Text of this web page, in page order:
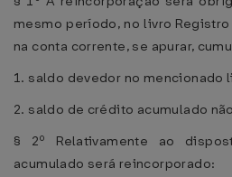
mesmo período, no livro
na conta corrente, se apurar,
1. saldo devedor no mencionado
2. saldo de crédito acumulado
§ 2º Relativamente ao
acumulado será reincorporado: